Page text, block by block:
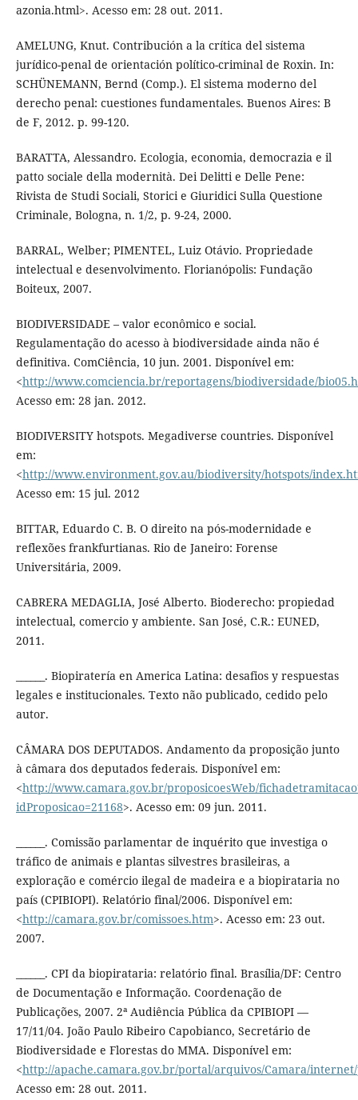
azonia.html>. Acesso em: 28 out. 2011.
AMELUNG, Knut. Contribución a la crítica del sistema
jurídico-penal de orientación político-criminal de Roxin. In:
SCHÜNEMANN, Bernd (Comp.). El sistema moderno del
derecho penal: cuestiones fundamentales. Buenos Aires: B
de F, 2012. p. 99-120.
BARATTA, Alessandro. Ecologia, economia, democrazia e il
patto sociale della modernità. Dei Delitti e Delle Pene:
Rivista de Studi Sociali, Storici e Giuridici Sulla Questione
Criminale, Bologna, n. 1/2, p. 9-24, 2000.
BARRAL, Welber; PIMENTEL, Luiz Otávio. Propriedade
intelectual e desenvolvimento. Florianópolis: Fundação
Boiteux, 2007.
BIODIVERSIDADE – valor econômico e social.
Regulamentação do acesso à biodiversidade ainda não é
definitiva. ComCiência, 10 jun. 2001. Disponível em:
<http://www.comciencia.br/reportagens/biodiversidade/
Acesso em: 28 jan. 2012.
BIODIVERSITY hotspots. Megadiverse countries. Disponível
em:
<http://www.environment.gov.au/biodiversity/hotspots/
Acesso em: 15 jul. 2012
BITTAR, Eduardo C. B. O direito na pós-modernidade e
reflexões frankfurtianas. Rio de Janeiro: Forense
Universitária, 2009.
CABRERA MEDAGLIA, José Alberto. Bioderecho: propiedad
intelectual, comercio y ambiente. San José, C.R.: EUNED,
2011.
______. Biopiratería en America Latina: desafios y respuestas
legales e institucionales. Texto não publicado, cedido pelo
autor.
CÂMARA DOS DEPUTADOS. Andamento da proposição junto
à câmara dos deputados federais. Disponível em:
<http://www.camara.gov.br/proposicoesWeb/
idProposicao=21168>. Acesso em: 09 jun. 2011.
______. Comissão parlamentar de inquérito que investiga o
tráfico de animais e plantas silvestres brasileiras, a
exploração e comércio ilegal de madeira e a biopirataria no
país (CPIBIOPI). Relatório final/2006. Disponível em:
<http://camara.gov.br/comissoes.htm>. Acesso em: 23 out.
2007.
______. CPI da biopirataria: relatório final. Brasília/DF: Centro
de Documentação e Informação. Coordenação de
Publicações, 2007. 2ª Audiência Pública da CPIBIOPI —
17/11/04. João Paulo Ribeiro Capobianco, Secretário de
Biodiversidade e Florestas do MMA. Disponível em:
<http://apache.camara.gov.br/portal/arquivos/Camara/
Acesso em: 28 out. 2011.